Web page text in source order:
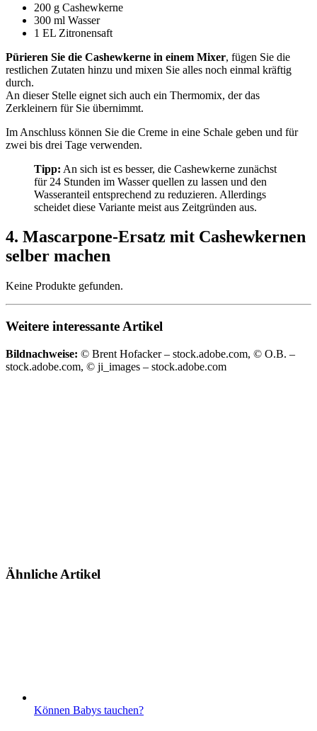
200 g Cashewkerne
300 ml Wasser
1 EL Zitronensaft
Pürieren Sie die Cashewkerne in einem Mixer, fügen Sie die
restlichen Zutaten hinzu und mixen Sie alles noch einmal kräftig
durch.
An dieser Stelle eignet sich auch ein Thermomix, der das
Zerkleinern für Sie übernimmt.
Im Anschluss können Sie die Creme in eine Schale geben und für
zwei bis drei Tage verwenden.
Tipp: An sich ist es besser, die Cashewkerne zunächst
für 24 Stunden im Wasser quellen zu lassen und den
Wasseranteil entsprechend zu reduzieren. Allerdings
scheidet diese Variante meist aus Zeitgründen aus.
4. Mascarpone-Ersatz mit Cashewkernen
selber machen
Keine Produkte gefunden.
Weitere interessante Artikel
Bildnachweise: © Brent Hofacker – stock.adobe.com, © O.B. –
stock.adobe.com, © ji_images – stock.adobe.com
Ähnliche Artikel
Können Babys tauchen?